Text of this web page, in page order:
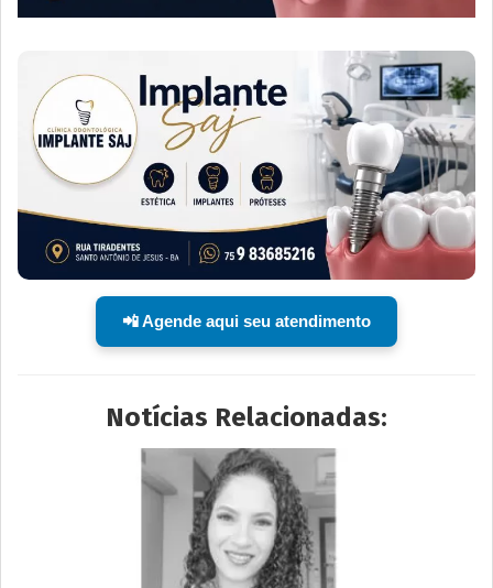
📲 Agende aqui seu atendimento
Notícias Relacionadas: